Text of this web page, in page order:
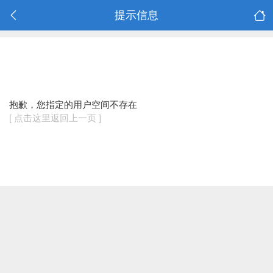
提示信息
抱歉，您指定的用户空间不存在
[ 点击这里返回上一页 ]